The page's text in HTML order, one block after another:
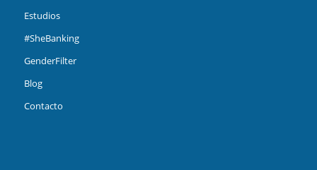
Estudios
#SheBanking
GenderFilter
Blog
Contacto